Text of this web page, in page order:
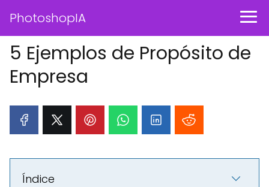
PhotoshopIA
5 Ejemplos de Propósito de
Empresa
Índice